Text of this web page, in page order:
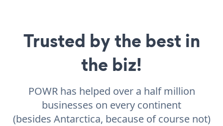
Trusted by the best in
the biz!
POWR has helped over a half million
businesses on every continent
(besides Antarctica, because of course not)